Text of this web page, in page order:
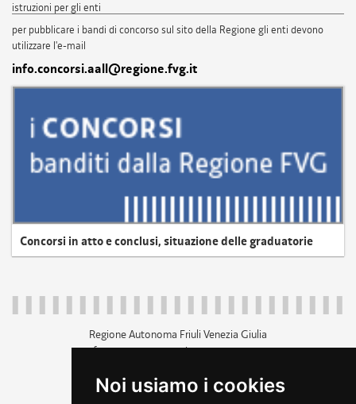
Noi usiamo i cookies
istruzioni per gli enti
per pubblicare i bandi di concorso sul sito della Regione gli enti devono
utilizzare l'e-mail
info.concorsi.aall@regione.fvg.it
Concorsi in atto e conclusi, situazione delle graduatorie
Regione Autonoma Friuli Venezia Giulia
c.f. 80014930327; p.iva 00526040324
+39 040 3771111